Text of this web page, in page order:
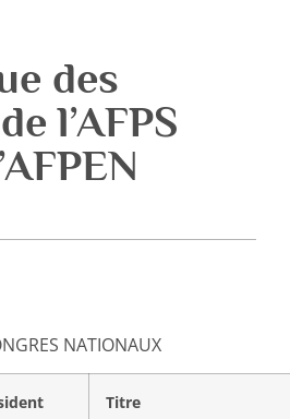
des
l’AFPS
NATIONAUX
Titre